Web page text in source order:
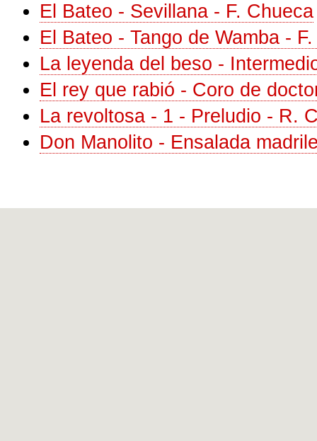
El Bateo - Sevillana - F. Chueca
El Bateo - Tango de Wamba -
La leyenda del beso -
El rey que rabió - Coro de
La revoltosa - 1 - Preludio - R.
Don Manolito - Ensalada